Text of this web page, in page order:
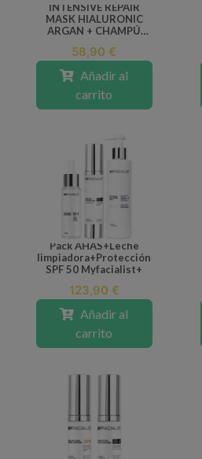
INTENSIVE REPAIR
MASK HIALURONIC
ARGAN + CHAMPÚ
58,90 €
Añadir al
carrito
Pack AHAS+Leche
limpiadora+Protección
SPF 50 Myfacialist+
123,90 €
Añadir al
carrito